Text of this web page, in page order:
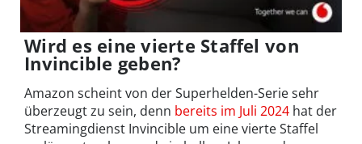
Wird es eine vierte Staffel von
Invincible geben?
Amazon scheint von der Superhelden-Serie sehr
überzeugt zu sein, denn bereits im Juli 2024 hat der
Streamingdienst Invincible um eine vierte Staffel